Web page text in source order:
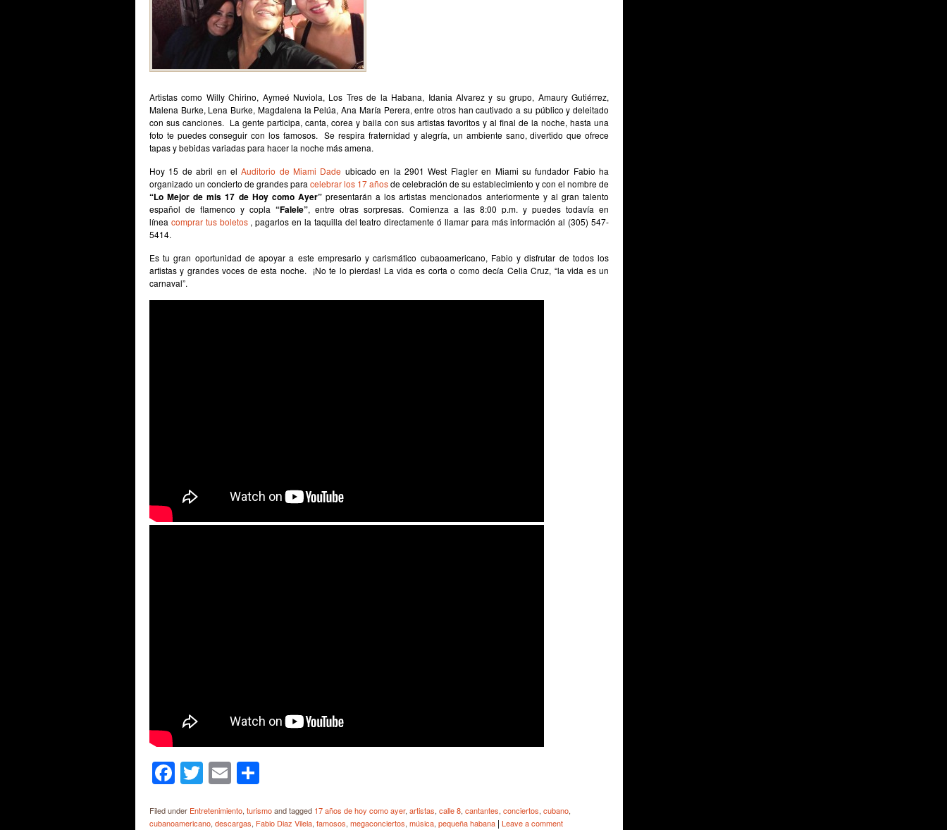
Artistas como Willy Chirino, Aymeé Nuviola, Los Tres de la Habana, Idania Alvarez y su grupo, Amaury Gutiérrez,
Malena Burke, Lena Burke, Magdalena la Pelúa, Ana María Perera, entre otros han cautivado a su público y deleitado
con sus canciones. La gente participa, canta, corea y baila con sus artistas favoritos y al final de la noche, hasta una
foto te puedes conseguir con los famosos. Se respira fraternidad y alegría, un ambiente sano, divertido que ofrece
tapas y bebidas variadas para hacer la noche más amena.
Hoy 15 de abril en elAuditorio de Miami Dade ubicado en la 2901 West Flagler en Miami su fundador Fabio ha
organizado un concierto de grandes para celebrar los 17 añosde celebración de su establecimiento y con el nombre de
“Lo Mejor de mis 17 de Hoy como Ayer”presentarán a los artistas mencionados anteriormente y al gran talento
español de flamenco y copla“Falele”, entre otras sorpresas. Comienza a las 8:00 p.m. y puedes todavía en
línea comprar tus boletos, pagarlos en la taquilla del teatro directamente ó llamar para más información al (305) 547-
5414.
Es tu gran oportunidad de apoyar a este empresario y carismático cubaoamericano, Fabio y disfrutar de todos los
artistas y grandes voces de esta noche. ¡No te lo pierdas! La vida es corta o como decía Celia Cruz, “la vida es un
carnaval”.
Facebook
Twitter
Email
Filed under Entretenimiento, turismoand tagged 17 años de hoy como ayer, artistas, calle 8, cantantes, conciertos, cubano,
cubanoamericano, descargas, Fabio Diaz Vilela, famosos, megaconciertos, música, pequeña habana | Leave a comment